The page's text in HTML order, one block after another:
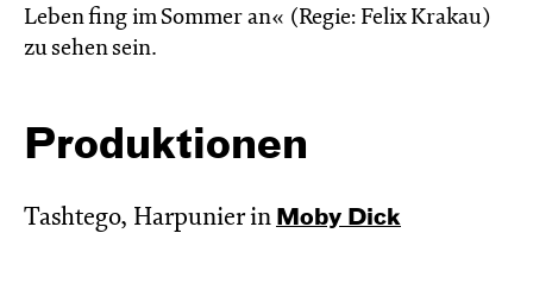
Leben fing im Sommer an« (Regie: Felix Krakau)
zu sehen sein.
Produktionen
Tashtego, Harpunier in Moby Dick